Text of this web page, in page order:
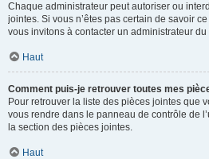
Chaque administrateur peut autoriser ou
jointes. Si vous n’êtes pas certain de savoir
vous invitons à contacter un administrateur du
Haut
Comment puis-je retrouver toutes mes
Pour retrouver la liste des pièces jointes que
vous rendre dans le panneau de contrôle de
la section des pièces jointes.
Haut